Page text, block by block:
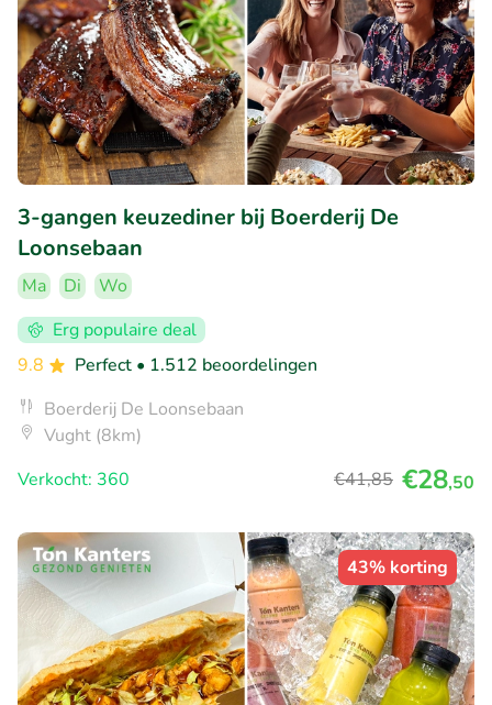
3-gangen keuzediner bij Boerderij De
Loonsebaan
Ma Di
Wo
Erg populaire deal
9.8
Perfect • 1.512 beoordelingen
Boerderij De Loonsebaan
Vught (8km)
Verkocht: 360
€41,85 €28,50
43% korting